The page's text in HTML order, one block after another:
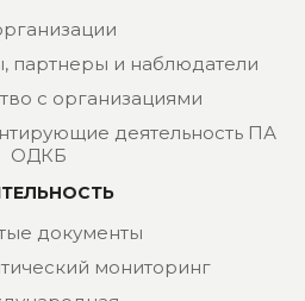
партнеры и наблюдатели
с организациями
деятельность ПА
ОДКБ
документы
мониторинг